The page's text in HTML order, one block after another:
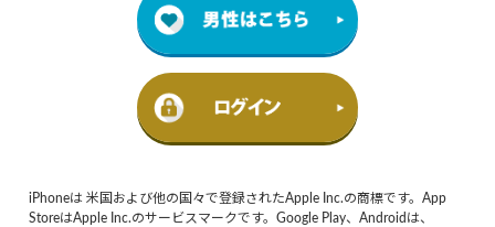
iPhoneは 米国および他の国々で登録されたApple Inc.の商標です。App
StoreはApple Inc.のサービスマークです。Google Play、Androidは、